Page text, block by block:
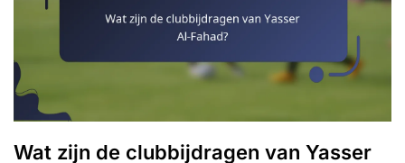
Wat zijn de clubbijdragen van Yasser